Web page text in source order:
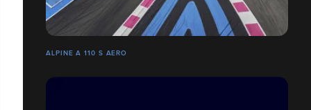
ALPINE A 110 S AERO